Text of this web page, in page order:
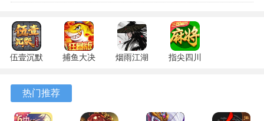
游戏特色
1、世界观呈现碎片化叙事，需要通过探索和任务拼凑出关于
囚禁真相与完整的上古历史。
囚者之间存在着合作关系。
伍壹沉默
安卓版
捕鱼大决
122.7.291
烟雨江湖
指尖四川
热门推荐